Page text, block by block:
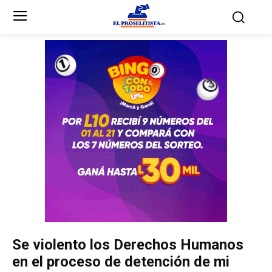
Partidos Políticos
Partido Liberal
Unificación Democrática
Anticorrupción
Partidos Políticos
Partido Liberal
Unificación Democrática
Anticorrupción
Se violento los Derechos Humanos
en el proceso de detención de mi